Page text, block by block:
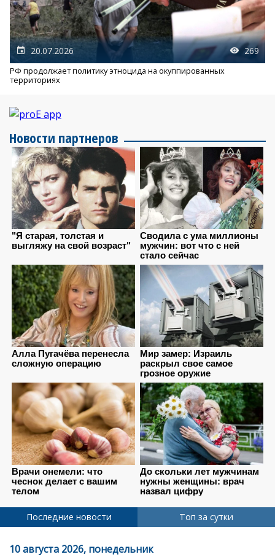
20.07.2026 269
РФ продолжает политику этноцида на окуппированных
территориях
Новости партнеров
Последние новости Топ за сутки
10 августа 2026, понедельник